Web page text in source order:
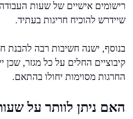
רישומים אישיים של שעות
שיידרש להוכיח חריגות בעתיד.
בנוסף, ישנה חשיבות רבה להבנת
קיבוציים החלים על כל מגזר, שכן
החרגות מסוימות יחולו בהתאם.
האם ניתן לוותר על